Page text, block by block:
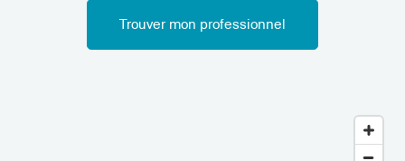
Trouver mon professionnel